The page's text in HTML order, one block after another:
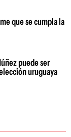
que se cumpla la
puede ser
uruguaya